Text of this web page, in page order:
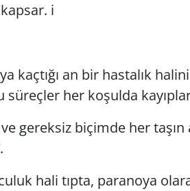
i
kaçtığı an bir hastalık
her koşulda kayıplar
ve gereksiz biçimde her
hali tıpta, paranoya